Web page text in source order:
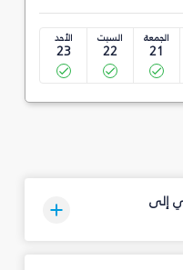
الجمعة
21
السبت
22
الأحد
23
إلى